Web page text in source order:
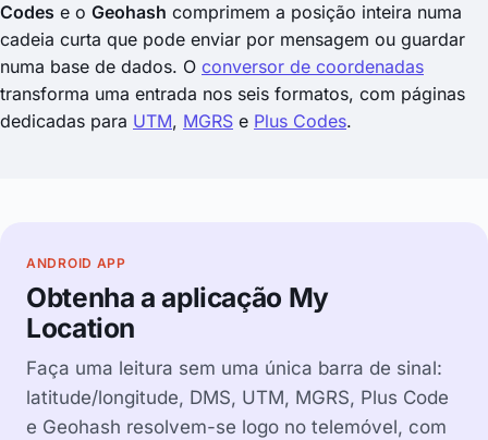
Codes e o Geohash comprimem a posição inteira numa
cadeia curta que pode enviar por mensagem ou guardar
numa base de dados. O conversor de coordenadas
transforma uma entrada nos seis formatos, com páginas
dedicadas para UTM, MGRS e Plus Codes.
ANDROID APP
Obtenha a aplicação My
Location
Faça uma leitura sem uma única barra de sinal:
latitude/longitude, DMS, UTM, MGRS, Plus Code
e Geohash resolvem-se logo no telemóvel, com